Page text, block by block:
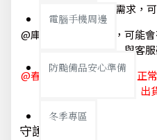
電腦手機周邊
防颱備品安心準備
冬季專區
@如有急單需求，
@庫存狀態隨時更新，可能
與客
@春節休節 1/29~2/6，可正
出
守護你我